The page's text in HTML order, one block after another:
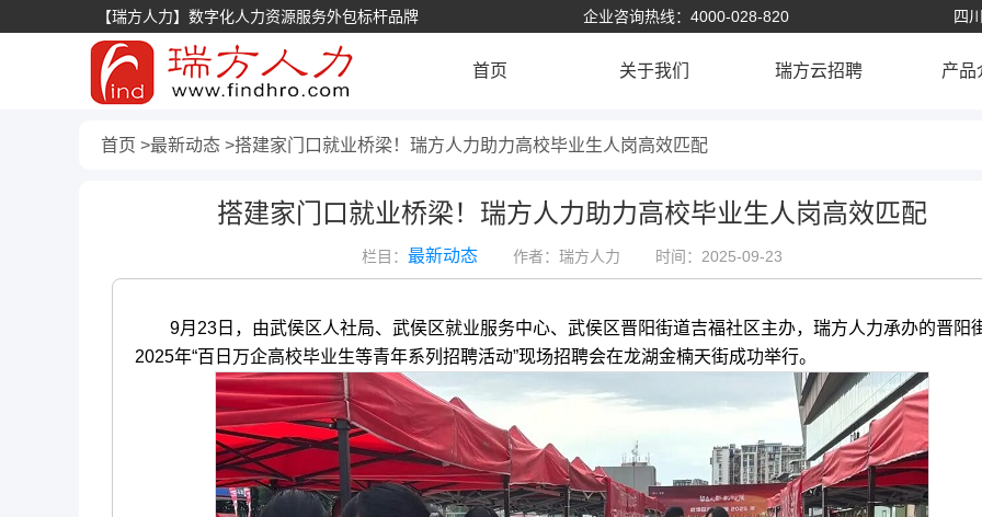
【瑞方人力】数字化人力资源服务外包标杆品牌 企业咨询热线：4000-028-820 四
首页 关于我们 瑞方云招聘 产品
首页 最新动态 搭建家门口就业桥梁！瑞方人力助力高校毕业生人岗高效匹配
搭建家门口就业桥梁！瑞方人力助力高校毕业生人岗高效匹配
栏目： 最新动态 作者：瑞方人力 时间：2025-09-23
9月23日，由武侯区人社局、武侯区就业服务中心、武侯区晋阳街道吉福社区主办，瑞方人力承办的晋阳
2025年“百日万企高校毕业生等青年系列招聘活动”现场招聘会在龙湖金楠天街成功举行。